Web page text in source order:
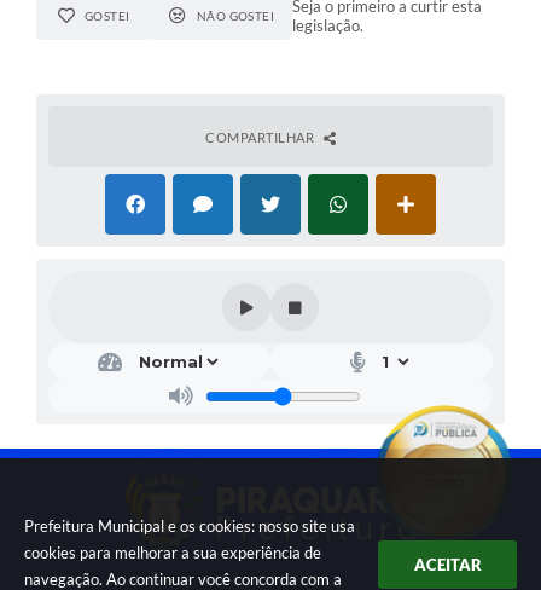
Prefeitura Municipal e os cookies: nosso site usa
cookies para melhorar a sua experiência de
navegação. Ao continuar você concorda com a
ACEITAR
GOSTEI NÃO GOSTEI
Seja o primeiro a curtir esta
legislação.
COMPARTILHAR